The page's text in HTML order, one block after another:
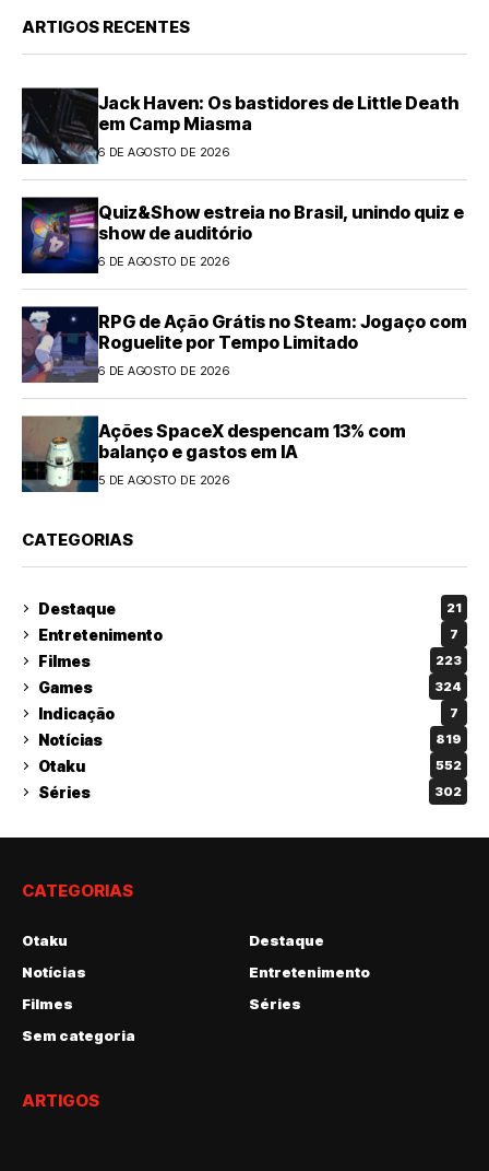
ARTIGOS RECENTES
Jack Haven: Os bastidores de Little Death
em Camp Miasma
6 DE AGOSTO DE 2026
Quiz&Show estreia no Brasil, unindo quiz e
show de auditório
6 DE AGOSTO DE 2026
RPG de Ação Grátis no Steam: Jogaço com
Roguelite por Tempo Limitado
6 DE AGOSTO DE 2026
Ações SpaceX despencam 13% com
balanço e gastos em IA
5 DE AGOSTO DE 2026
CATEGORIAS
Destaque 21
Entretenimento 7
Filmes 223
Games 324
Indicação 7
Notícias 819
Otaku 552
Séries 302
CATEGORIAS
Otaku
Destaque
Notícias
Entretenimento
Filmes
Séries
Sem categoria
ARTIGOS